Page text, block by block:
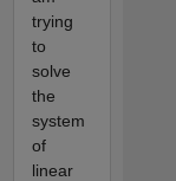
trying
to
solve
the
system
of
linear